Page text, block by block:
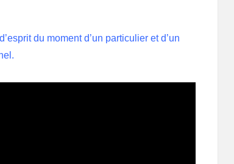
d’esprit du moment d’un particulier et d’un